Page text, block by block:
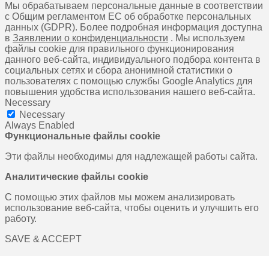
Мы обрабатываем персональные данные в соответствии
с Общим регламентом ЕС об обработке персональных
данных (GDPR). Более подробная информация доступна
в Заявлении о конфиденциальности . Мы используем
файлы cookie для правильного функционирования
данного веб-сайта, индивидуального подбора контента в
социальных сетях и сбора анонимной статистики о
пользователях с помощью службы Google Analytics для
повышения удобства использования нашего веб-сайта.
Necessary
Necessary
Always Enabled
Функциональные файлы cookie
Эти файлы необходимы для надлежащей работы сайта.
Аналитические файлы cookie
С помощью этих файлов мы можем анализировать
использование веб-сайта, чтобы оценить и улучшить его
работу.
SAVE & ACCEPT